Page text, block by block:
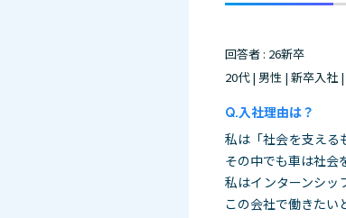
回答者 : 26新卒
20代 | 男性 | 新卒入社
入社理由は？
私は「社会を支える
その中でも車は社会
私はインターンシッ
この会社で働きたい